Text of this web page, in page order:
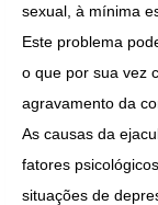
sexual, à mínima
Este problema
o que por sua vez
agravamento da
As causas da
fatores
situações de